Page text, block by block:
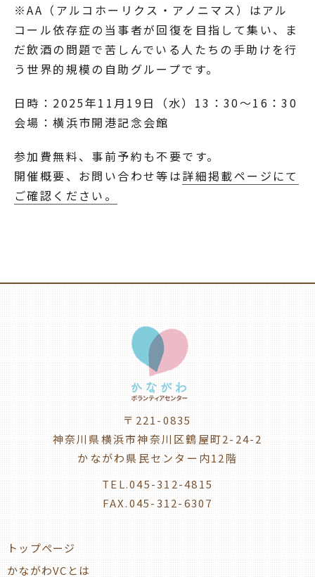
※AA（アルコホーリクス・アノニマス）はアル
コール依存症の当事者が回復を目指して集い、ま
だ飲酒の問題で苦しんでいる人たちの手助けを行
う世界的規模の自助グループです。
日時：2025年11月19日（水）13：30～16：30
会場：横浜市開港記念会館
参加費無料、事前予約も不要です。
開催概要、お問い合わせ等は詳細掲載ページにて
ご確認ください。
〒221-0835
神奈川県横浜市神奈川区鶴屋町2-24-2
かながわ県民センター内12階
TEL.045-312-4815
FAX.045-312-6307
トップページ
かながわVCとは